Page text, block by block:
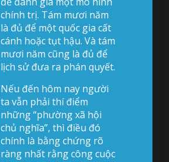
chính trị. Tám mươi năm
là đủ để một quốc gia cất
cánh hoặc tụt hậu. Và tám
mươi năm cũng là đủ để
lịch sử đưa ra phán quyết.
Nếu đến hôm nay người
ta vẫn phải thí điểm
những “phường xã hội
chủ nghĩa”, thì điều đó
chính là bằng chứng rõ
ràng nhất rằng công cuộc